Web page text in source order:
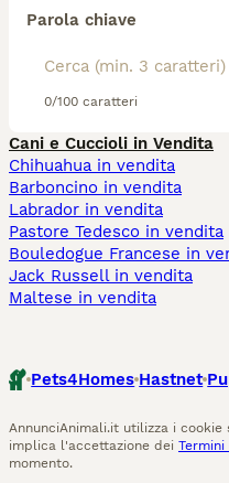
Parola chiave
0/100 caratteri
Cani e Cuccioli in Vendita
Chihuahua in vendita
Barboncino in vendita
Labrador in vendita
Pastore Tedesco in vendita
Bouledogue Francese in
Jack Russell in vendita
Maltese in vendita
Pets4Homes Hastnet
AnnunciAnimali.it utilizza i
implica l'accettazione dei Termini
momento.